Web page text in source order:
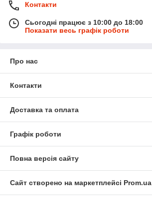
Контакти
Сьогодні працює з 10:00 до 18:00
Показати весь графік роботи
Про нас
Контакти
Доставка та оплата
Графік роботи
Повна версія сайту
Сайт створено на маркетплейсі Prom.ua